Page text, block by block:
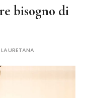
bisogno di
LAURETANA